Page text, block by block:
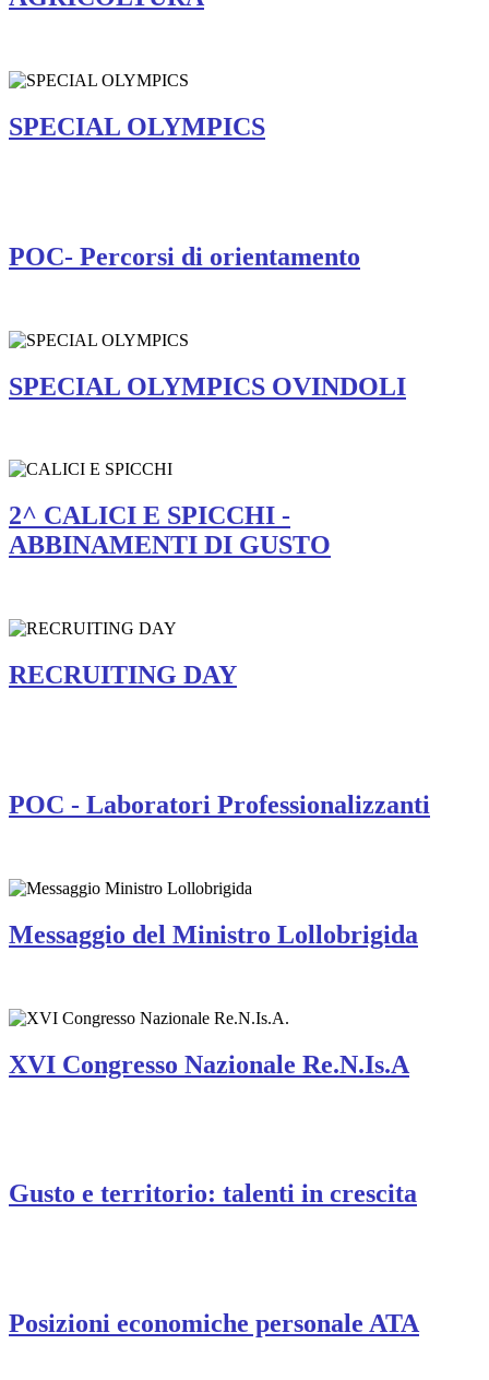
SPECIAL OLYMPICS
POC- Percorsi di orientamento
SPECIAL OLYMPICS OVINDOLI
2^ CALICI E SPICCHI -
ABBINAMENTI DI GUSTO
RECRUITING DAY
POC - Laboratori Professionalizzanti
Messaggio del Ministro Lollobrigida
XVI Congresso Nazionale Re.N.Is.A
Gusto e territorio: talenti in crescita
Posizioni economiche personale ATA